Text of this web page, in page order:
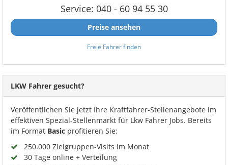
Service: 040 - 60 94 55 30
Preise ansehen
Freie Fahrer finden
LKW Fahrer gesucht?
Veröffentlichen Sie jetzt Ihre Kraftfahrer-Stellenangebote im
effektiven Spezial-Stellenmarkt für Lkw Fahrer Jobs. Bereits
im Format Basic profitieren Sie:
250.000 Zielgruppen-Visits im Monat
30 Tage online + Verteilung